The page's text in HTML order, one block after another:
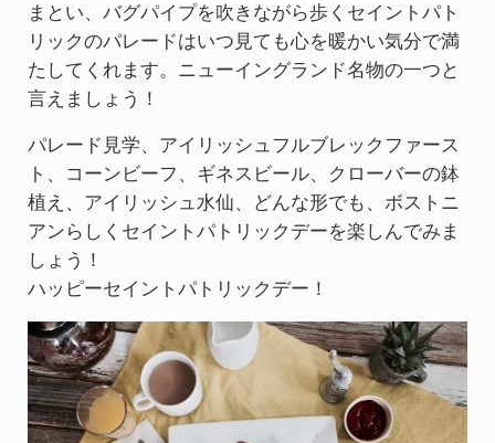
まとい、バグパイプを吹きながら歩くセイントパト
リックのパレードはいつ見ても心を暖かい気分で満
たしてくれます。ニューイングランド名物の一つと
言えましょう！
パレード見学、アイリッシュフルブレックファース
ト、コーンビーフ、ギネスビール、クローバーの鉢
植え、アイリッシュ水仙、どんな形でも、ボストニ
アンらしくセイントパトリックデーを楽しんでみま
しょう！
ハッピーセイントパトリックデー！